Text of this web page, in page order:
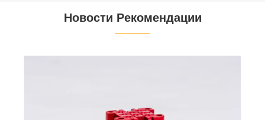
Новости Рекомендации